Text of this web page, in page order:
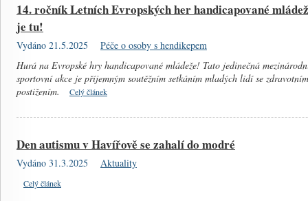
14. ročník Letních Evropských her handicapované
je tu!
Vydáno 21.5.2025
Péče o osoby s hendikepem
Hurá na Evropské hry handicapované mládeže! Tato jedinečná
sportovní akce je příjemným soutěžním setkáním mladých lidí se zdravotním
postižením.
Celý článek
Den autismu v Havířově se zahalí do modré
Vydáno 31.3.2025 Aktuality
Celý článek